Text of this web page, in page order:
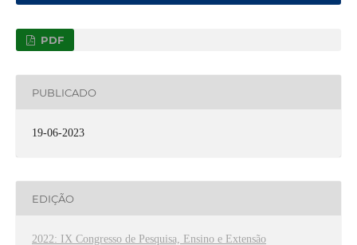
PDF
PUBLICADO
19-06-2023
EDIÇÃO
2022: IX Congresso de Pesquisa, Ensino e Extensão